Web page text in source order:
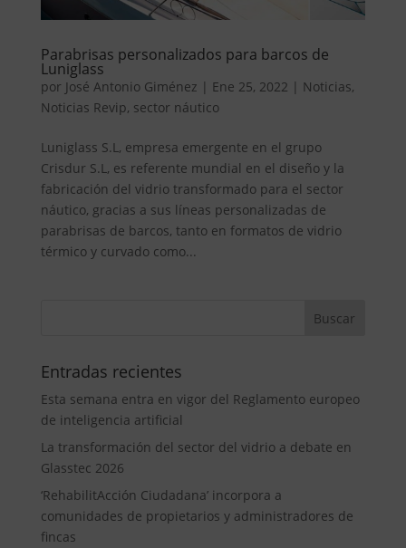
Parabrisas personalizados para barcos de
Luniglass
por José Antonio Giménez | Ene 25, 2022 | Noticias,
Noticias Revip, sector náutico
Luniglass S.L, empresa emergente en el grupo
Crisdur S.L, es referente mundial en el diseño y la
fabricación del vidrio transformado para el sector
náutico, gracias a sus líneas personalizadas de
parabrisas de barcos, tanto en formatos de vidrio
térmico y curvado como...
Entradas recientes
Esta semana entra en vigor del Reglamento europeo
de inteligencia artificial
La transformación del sector del vidrio a debate en
Glasstec 2026
‘RehabilitAcción Ciudadana’ incorpora a
comunidades de propietarios y administradores de
fincas